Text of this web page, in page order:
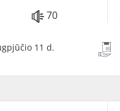
70
11 d.